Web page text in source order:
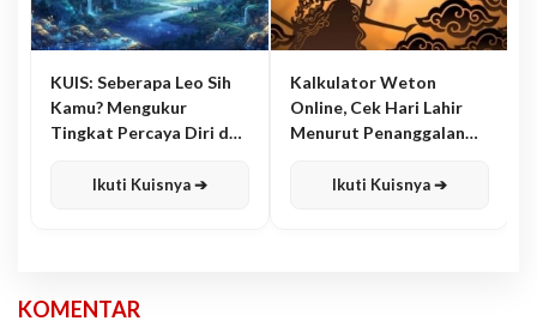
KUIS: Seberapa Leo Sih
Kamu? Mengukur
Tingkat Percaya Diri dan
Ikuti Kuisnya ➔
Kalkulator Weton
Online, Cek Hari Lahir
Menurut Penanggalan
Ikuti Kuisnya ➔
KOMENTAR